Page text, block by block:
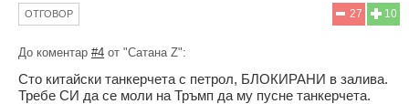
10
27
ОТГОВОР
До коментар #4 от "Сатана Z":
Сто китайски танкерчета с петрол, БЛОКИРАНИ в залива.
Требе СИ да се моли на Тръмп да му пусне танкерчета.